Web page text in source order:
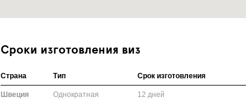
Сроки изготовления виз
Страна Тип Срок изготовления
Швеция Однократная 12 дней